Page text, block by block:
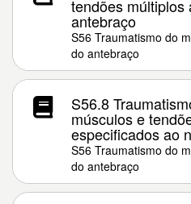
tendões múltiplos
antebraço
S56 Traumatismo do
do antebraço
S56.8
músculos e
especificados ao
S56 Traumatismo do
do antebraço